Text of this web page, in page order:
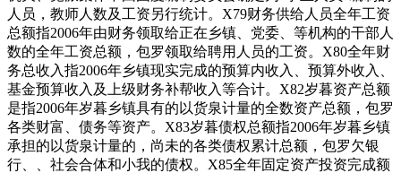
人员，教师人数及工资另行统计。X79财务供给人员全年工资
总额指2006年由财务领取给正在乡镇、党委、等机构的干部人
数的全年工资总额，包罗领取给聘用人员的工资。X80全年财
务总收入指2006年乡镇现实完成的预算内收入、预算外收入、
基金预算收入及上级财务补帮收入等合计。X82岁暮资产总额
是指2006年岁暮乡镇具有的以货泉计量的全数资产总额，包罗
各类财富、债务等资产。X83岁暮债权总额指2006年岁暮乡镇
承担的以货泉计量的，尚未的各类债权累计总额，包罗欠银
行、、社会合体和小我的债权。X85全年固定资产投资完成额